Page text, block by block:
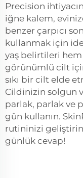
Precision
iğne kalem,
benzer çarpıcı
kullanmak için
yaş belirtileri
görünümlü cilt
sıkı bir cilt elde
Cildinizin solgun
parlak, parlak ve
gün kullanın.
rutininizi
günlük cevap!